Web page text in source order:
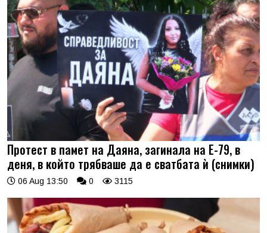
Протест в памет на Даяна, загинала на Е-79, в
деня, в който трябваше да е сватбата ѝ (снимки)
06 Aug 13:50 0 3115